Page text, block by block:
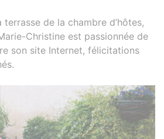
de la chambre d’hôtes,
Christine est passionnée de
son site Internet, félicitations